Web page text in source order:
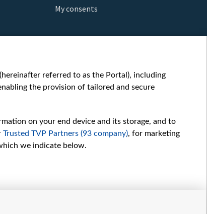
My consents
referred to as the Portal), including
the provision of tailored and secure
on your end device and its storage, and to
Trusted TVP Partners (93 company), for marketing
we indicate below.